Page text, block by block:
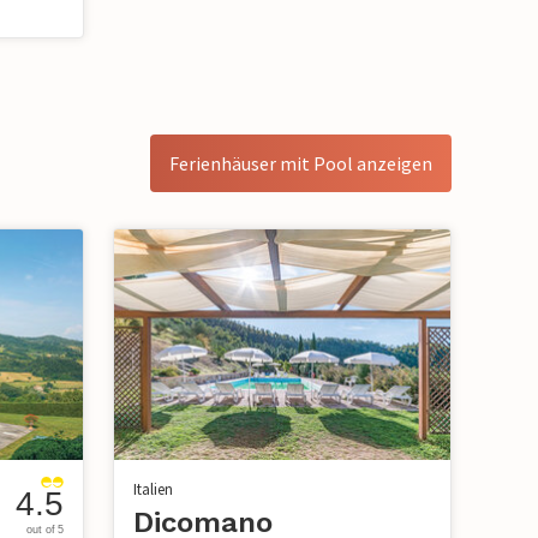
Ferienhäuser mit Pool anzeigen
4.5
out of 5
Italien
Dicomano